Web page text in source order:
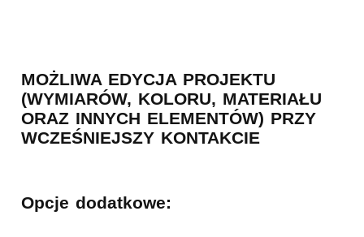
MOŻLIWA EDYCJA PROJEKTU
(WYMIARÓW, KOLORU, MATERIAŁU
ORAZ INNYCH ELEMENTÓW) PRZY
WCZEŚNIEJSZY KONTAKCIE
Opcje dodatkowe: